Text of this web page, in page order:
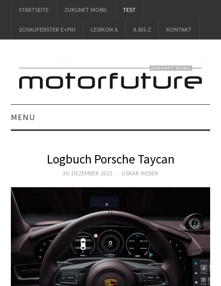
STARTSEITE ZUKUNFT MOBIL TEST
SCHAUFENSTER E+PIH LEXIKON A A BIS Z KONTAKT
MENU
ZUKUNFT MOBIL
SCHAUFENSTER
E+PIH
LEXIKON A
Logbuch Porsche Taycan
30. DEZEMBER 2021 OSKAR WEBER